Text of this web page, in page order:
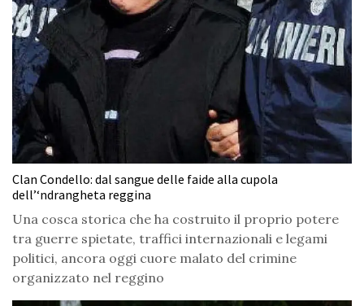
Clan Condello: dal sangue delle faide alla cupola
dell’‘ndrangheta reggina
Una cosca storica che ha costruito il proprio potere
tra guerre spietate, traffici internazionali e legami
politici, ancora oggi cuore malato del crimine
organizzato nel reggino